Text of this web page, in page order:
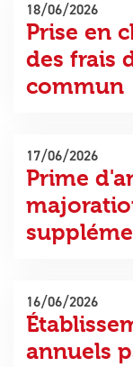
Prise en
des frais
commun
18/06/2026
Prime
17/06/2026
annuels
16/06/2026